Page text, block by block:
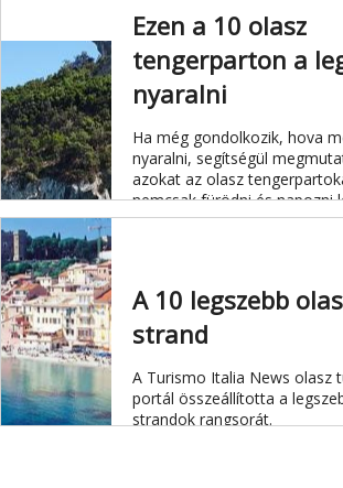
mentén helyezkednek el, és
Camogli, amelynek színes
türkizkék vízre néznek.
Ezen a 10 olasz
tengerparton a
nyaralni
Ha még gondolkozik, hova
nyaralni, segítségül
azokat az olasz
nemcsak fürödni és napozni
hanem kulturális látnivalók is
A 10 legszebb
strand
A Turismo Italia News olasz
portál összeállította a
strandok rangsorát.